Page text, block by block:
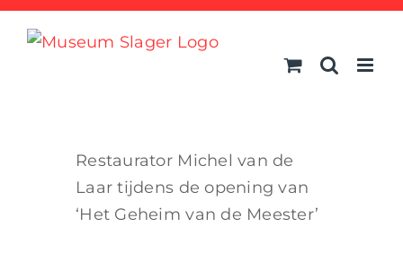
Ga
naar
Restaurator Michel van de
Laar tijdens de opening van
‘Het Geheim van de Meester’